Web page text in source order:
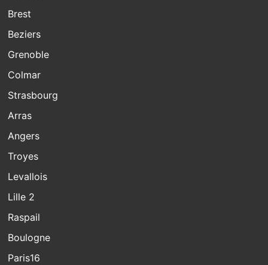
Brest
Beziers
Grenoble
Colmar
Strasbourg
Arras
Angers
Troyes
Levallois
Lille 2
Raspail
Boulogne
Paris16